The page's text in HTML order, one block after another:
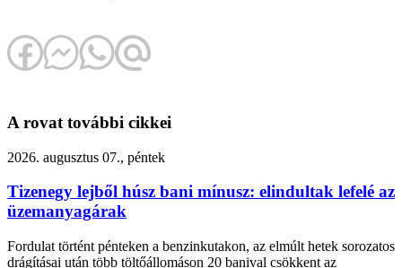
A rovat további cikkei
2026. augusztus 07., péntek
Tizenegy lejből húsz bani mínusz: elindultak lefelé az
üzemanyagárak
Fordulat történt pénteken a benzinkutakon, az elmúlt hetek sorozatos
drágításai után több töltőállomáson 20 banival csökkent az